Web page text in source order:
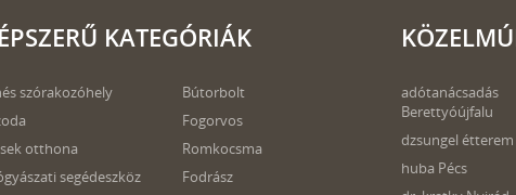
KATEGÓRIÁK
szórakozóhely
otthona
segédeszköz
Bútorbolt
Fogorvos
Romkocsma
Fodrász
adótanácsadás
Berettyóújfalu
dzsungel étterem
huba Pécs